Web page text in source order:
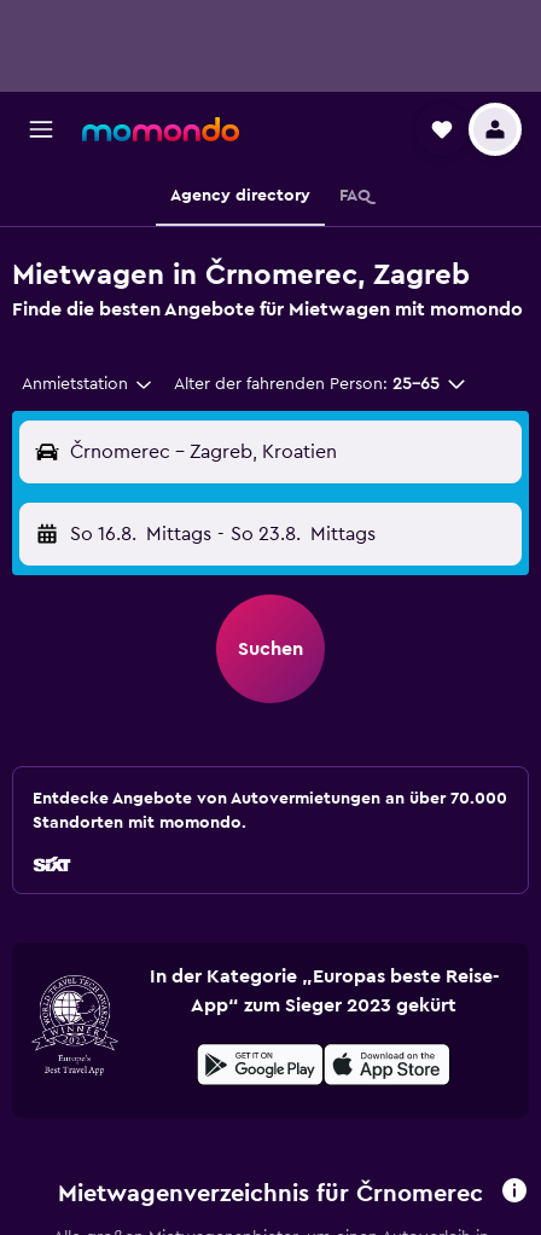
Agency directory FAQ
Mietwagen in Črnomerec, Zagreb
Finde die besten Angebote für Mietwagen mit momondo
Anmietstation Alter der fahrenden Person: 25-65
Črnomerec - Zagreb, Kroatien
So 16.8. Mittags - So 23.8. Mittags
Suchen
Entdecke Angebote von Autovermietungen an über 70.000
Standorten mit momondo.
In der Kategorie „Europas beste Reise-
App“ zum Sieger 2023 gekürt
Mietwagenverzeichnis für Črnomerec